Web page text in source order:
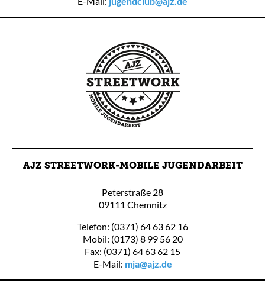
AJZ STREETWORK-MOBILE JUGENDARBEIT
Peterstraße 28
09111 Chemnitz
Telefon: (0371) 64 63 62 16
Mobil: (0173) 8 99 56 20
Fax: (0371) 64 63 62 15
E-Mail: mja@ajz.de